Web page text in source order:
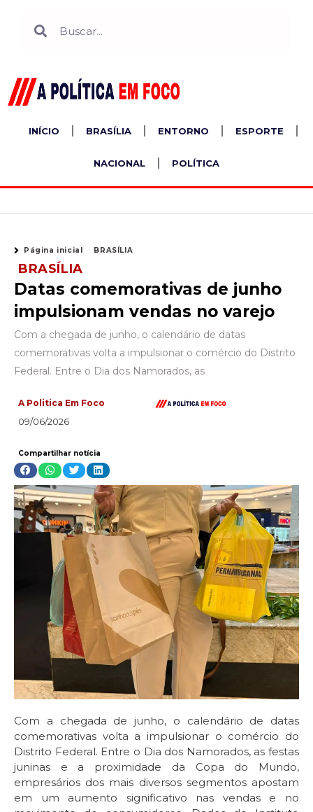
INÍCIO BRASÍLIA ENTORNO ESPORTE
NACIONAL POLÍTICA
Página inicial BRASÍLIA
BRASÍLIA
Datas comemorativas de junho
impulsionam vendas no varejo
Com a chegada de junho, o calendário de datas
comemorativas volta a impulsionar o comércio do Distrito
Federal. Entre o Dia dos Namorados, as
A Politica Em Foco
09/06/2026
Compartilhar notícia
Com a chegada de junho, o calendário de datas
comemorativas volta a impulsionar o comércio do
Distrito Federal. Entre o Dia dos Namorados, as festas
juninas e a proximidade da Copa do Mundo,
empresários dos mais diversos segmentos apostam
em um aumento significativo nas vendas e no